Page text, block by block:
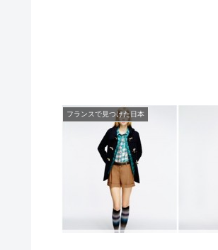
フランスで見つけた日本